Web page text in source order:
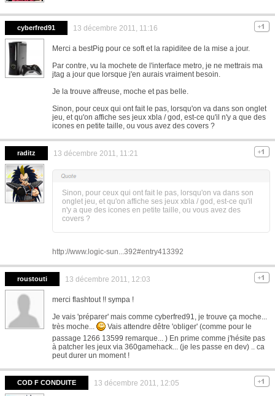
cyberfred91 13 décembre 2011, 11:16
Merci a bestPig pour ce soft et la rapiditee de la mise a jour.
Par contre, vu la mochete de l'interface metro, je ne mettrais ma
jtag a jour que lorsque j'en aurais vraiment besoin.
Je la trouve affreuse, moche et pas belle.
Sinon, pour ceux qui ont fait le pas, lorsqu'on va dans son onglet
jeu, et qu'on affiche ses jeux xbla / god, est-ce qu'il n'y a que des
icones en petite taille, ou vous avez des covers ?
raditz 13 décembre 2011, 11:21
Sinon, pour ceux qui ont fait le pas, lorsqu'on va dans son
onglet jeu, et qu'on affiche ses jeux xbla / god, est-ce qu'il
n'y a que des icones en petite taille, ou vous avez des
covers ?
http://www.logic-sun...392#entry413392
roustouti 13 décembre 2011, 12:03
merci flashtout !! sympa !
Je vais 'préparer' mais comme cyberfred91, je trouve ça moche...
très moche...
Vais attendre dêtre 'obliger' (comme pour le
passage 1266 13599 remarque... ) En prime comme j'hésite pas
à patcher les jeux via 360gamehack... (je les passe en dev) .. ca
peut durer un moment !
COD F CONDUITE 13 décembre 2011, 12:05